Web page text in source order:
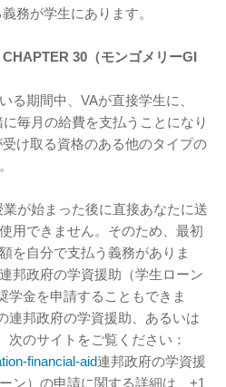
務が学生にあります。
30（モンゴメリーGI
る期間中、VAが直接学生に、
毎月の給費を支払うことになり
け取る資格のある他のタイプの
が始まった後に直接あなたに送
用できません。そのため、最初
を自分で支払う義務がありま
邦政府の学資援助（学生ローン
学金を申請することもできま
連邦政府の学資援助、あるいは
のサイトをご覧ください：
financial-aid連邦政府の学資援
ン）の申請に関する詳細は、+1